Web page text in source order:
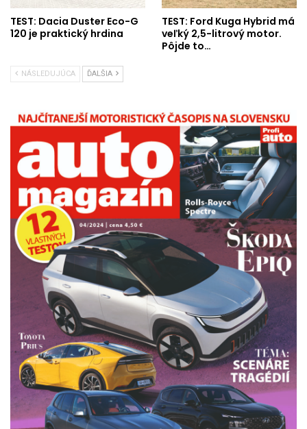
TEST: Dacia Duster Eco-G
120 je praktický hrdina
TEST: Ford Kuga Hybrid má
veľký 2,5-litrový motor.
Pôjde to…
NÁSLEDUJÚCA ĎALŠIA